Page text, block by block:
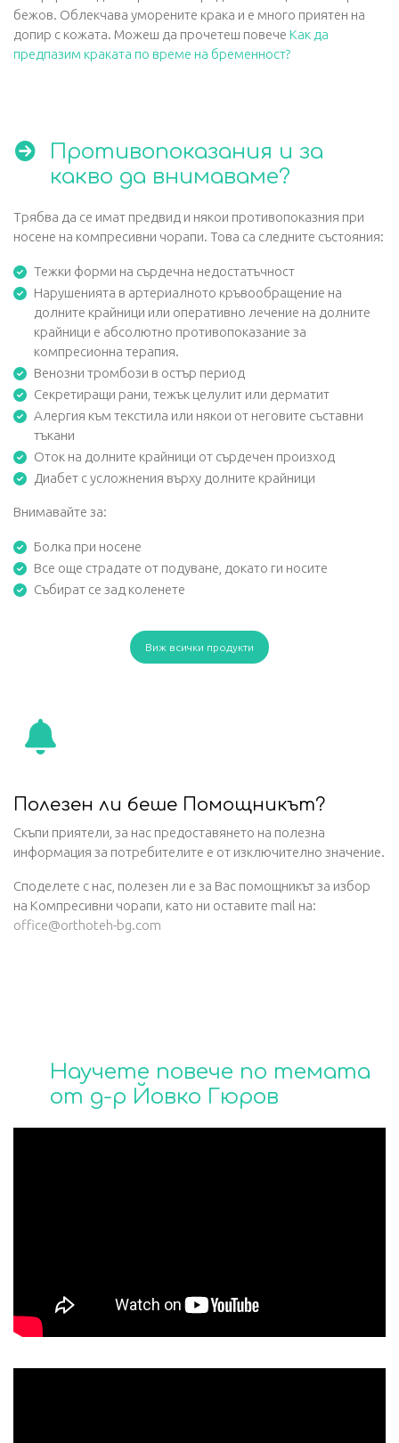
бежов. Облекчава уморените крака и е много приятен на
допир с кожата. Можеш да прочетеш повече Как да
предпазим краката по време на бременност?
Противопоказания и за
какво да внимаваме?
Трябва да се имат предвид и някои противопоказния при
носене на компресивни чорапи. Това са следните състояния:
Тежки форми на сърдечна недостатъчност
Нарушенията в артериалното кръвообращение на
долните крайници или оперативно лечение на долните
крайници е абсолютно противопоказание за
компресионна терапия.
Венозни тромбози в остър период
Секретиращи рани, тежък целулит или дерматит
Алергия към текстила или някои от неговите съставни
тъкани
Оток на долните крайници от сърдечен произход
Диабет с усложнения върху долните крайници
Внимавайте за:
Болка при носене
Все още страдате от подуване, докато ги носите
Събират се зад коленете
Виж всички продукти
Полезен ли беше Помощникът?
Скъпи приятели, за нас предоставянето на полезна
информация за потребителите е от изключително значение.
Споделете с нас, полезен ли е за Вас помощникът за избор
на Компресивни чорапи, като ни оставите mail на:
office@orthoteh-bg.com
Научете повече по темата
от д-р Йовко Гюров